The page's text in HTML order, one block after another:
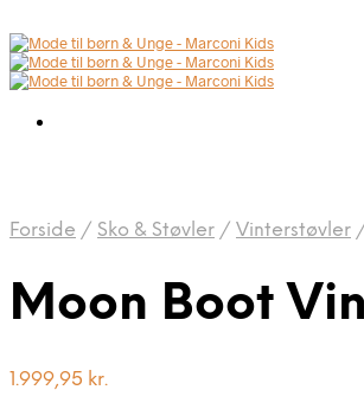
Forside / Sko & Støvler / Vinterstøvler
Moon Boot
1.999,95 kr.